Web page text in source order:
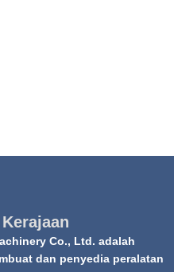
Co., Ltd. adalah
dan penyedia peralatan